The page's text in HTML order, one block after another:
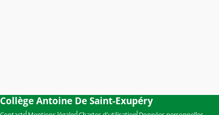
Collège Antoine De Saint-Exupéry